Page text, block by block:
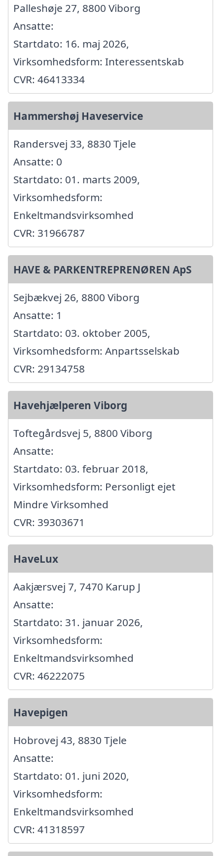
Palleshøje 27, 8800 Viborg
Ansatte:
Startdato: 16. maj 2026,
Virksomhedsform: Interessentskab
CVR: 46413334
Hammershøj Haveservice
Randersvej 33, 8830 Tjele
Ansatte: 0
Startdato: 01. marts 2009,
Virksomhedsform:
Enkeltmandsvirksomhed
CVR: 31966787
HAVE & PARKENTREPRENØREN ApS
Sejbækvej 26, 8800 Viborg
Ansatte: 1
Startdato: 03. oktober 2005,
Virksomhedsform: Anpartsselskab
CVR: 29134758
Havehjælperen Viborg
Toftegårdsvej 5, 8800 Viborg
Ansatte:
Startdato: 03. februar 2018,
Virksomhedsform: Personligt ejet
Mindre Virksomhed
CVR: 39303671
HaveLux
Aakjærsvej 7, 7470 Karup J
Ansatte:
Startdato: 31. januar 2026,
Virksomhedsform:
Enkeltmandsvirksomhed
CVR: 46222075
Havepigen
Hobrovej 43, 8830 Tjele
Ansatte:
Startdato: 01. juni 2020,
Virksomhedsform:
Enkeltmandsvirksomhed
CVR: 41318597